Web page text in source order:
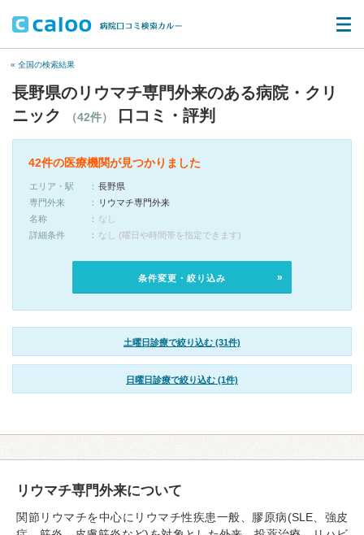
« 全国の検索結果
長野県のリウマチ専門外来のある病院・クリ
ニック
（42件） 口コミ・評判
42件の医療機関が見つかりました
エリア・駅
長野県
専門外来
リウマチ専門外来
名称
なし
詳細条件
なし (曜日や時間帯を指定できます)
条件変更・絞り込み
土曜日診療で絞り込む (31件)
日曜日診療で絞り込む (1件)
リウマチ専門外来について
関節リウマチを中心にリウマチ性疾患一般、膠原病(SLE、強皮